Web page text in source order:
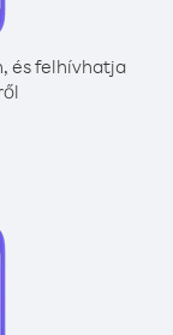
és felhívhatja